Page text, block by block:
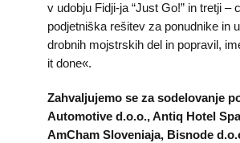
v udobju Fidji-ja “Just Go!” in tretji –
podjetniška rešitev za ponudnike in
drobnih mojstrskih del in popravil,
it done«.
Zahvaljujemo se za sodelovanje
Automotive d.o.o., Antiq Hotel
AmCham Sloveniaja, Bisnode